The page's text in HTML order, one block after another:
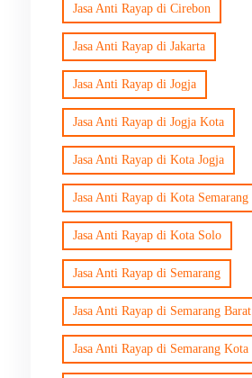
Jasa Anti Rayap di Cirebon
Jasa Anti Rayap di Jakarta
Jasa Anti Rayap di Jogja
Jasa Anti Rayap di Jogja Kota
Jasa Anti Rayap di Kota Jogja
Jasa Anti Rayap di Kota Semarang
Jasa Anti Rayap di Kota Solo
Jasa Anti Rayap di Semarang
Jasa Anti Rayap di Semarang Barat
Jasa Anti Rayap di Semarang Kota